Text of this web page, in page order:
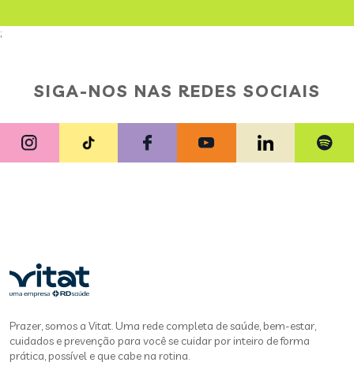
;
SIGA-NOS NAS REDES SOCIAIS
Prazer, somos a Vitat. Uma rede completa de saúde, bem-estar,
cuidados e prevenção para você se cuidar por inteiro de forma
prática, possível e que cabe na rotina.